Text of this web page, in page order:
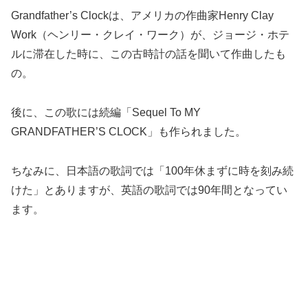
Grandfather’s Clockは、アメリカの作曲家Henry Clay
Work（ヘンリー・クレイ・ワーク）が、ジョージ・ホテ
ルに滞在した時に、この古時計の話を聞いて作曲したも
の。
後に、この歌には続編「Sequel To MY
GRANDFATHER’S CLOCK」も作られました。
ちなみに、日本語の歌詞では「100年休まずに時を刻み続
けた」とありますが、英語の歌詞では90年間となってい
ます。